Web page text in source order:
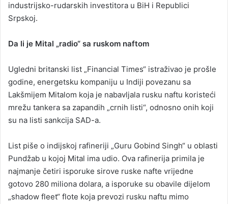
industrijsko-rudarskih investitora u BiH i Republici
Srpskoj.
Da li je Mital „radio“ sa ruskom naftom
Ugledni britanski list „Financial Times“ istraživao je prošle
godine, energetsku kompaniju u Indiji povezanu sa
Lakšmijem Mitalom koja je nabavljala rusku naftu koristeći
mrežu tankera sa zapandih „crnih listi“, odnosno onih koji
su na listi sankcija SAD-a.
List piše o indijskoj rafineriji „Guru Gobind Singh“ u oblasti
Pundžab u kojoj Mital ima udio. Ova rafinerija primila je
najmanje četiri isporuke sirove ruske nafte vrijedne
gotovo 280 miliona dolara, a isporuke su obavile dijelom
„shadow fleet“ flote koja prevozi rusku naftu mimo